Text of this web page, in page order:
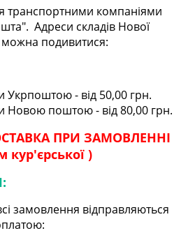
транспортними компаніями
Адреси складів Нової
подивитися:
Укрпоштою - від 50,00 грн.
Новою поштою - від 80,00 грн.
ПРИ ЗАМОВЛЕННІ
кур'єрської )
замовлення відправляються